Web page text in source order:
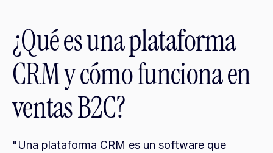
¿Qué es una plataforma
CRM y cómo funciona en
ventas B2C?
"Una plataforma CRM es un software que